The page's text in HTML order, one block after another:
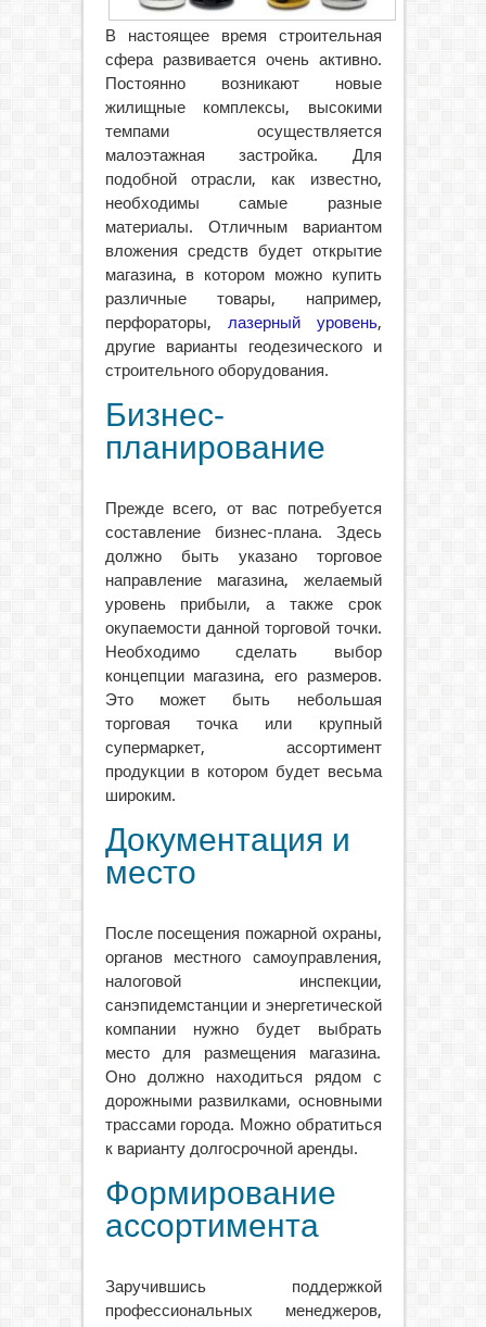
В настоящее время строительная
сфера развивается очень активно.
Постоянно возникают новые
жилищные комплексы, высокими
темпами осуществляется
малоэтажная застройка. Для
подобной отрасли, как известно,
необходимы самые разные
материалы. Отличным вариантом
вложения средств будет открытие
магазина, в котором можно купить
различные товары, например,
перфораторы, лазерный уровень,
другие варианты геодезического и
строительного оборудования.
Бизнес-
планирование
Прежде всего, от вас потребуется
составление бизнес-плана. Здесь
должно быть указано торговое
направление магазина, желаемый
уровень прибыли, а также срок
окупаемости данной торговой точки.
Необходимо сделать выбор
концепции магазина, его размеров.
Это может быть небольшая
торговая точка или крупный
супермаркет, ассортимент
продукции в котором будет весьма
широким.
Документация и
место
После посещения пожарной охраны,
органов местного самоуправления,
налоговой инспекции,
санэпидемстанции и энергетической
компании нужно будет выбрать
место для размещения магазина.
Оно должно находиться рядом с
дорожными развилками, основными
трассами города. Можно обратиться
к варианту долгосрочной аренды.
Формирование
ассортимента
Заручившись поддержкой
профессиональных менеджеров,